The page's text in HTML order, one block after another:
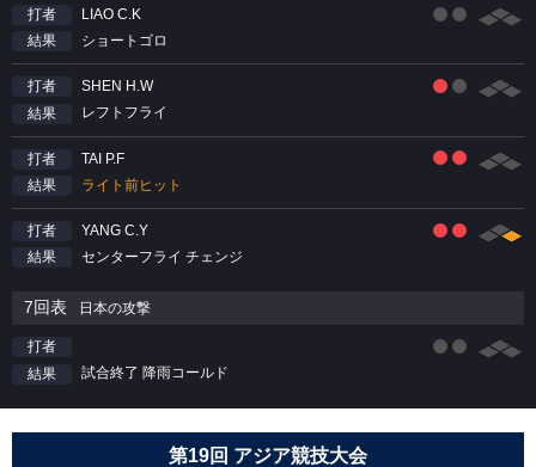
打者
LIAO C.K
結果
ショートゴロ
打者
SHEN H.W
結果
レフトフライ
打者
TAI P.F
結果
ライト前ヒット
打者
YANG C.Y
結果
センターフライ チェンジ
7回表 日本の攻撃
打者
結果
試合終了 降雨コールド
第19回 アジア競技大会